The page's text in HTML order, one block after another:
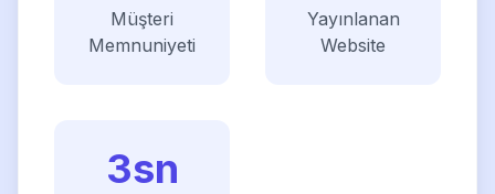
Müşteri
Memnuniyeti
Yayınlanan
Website
3sn